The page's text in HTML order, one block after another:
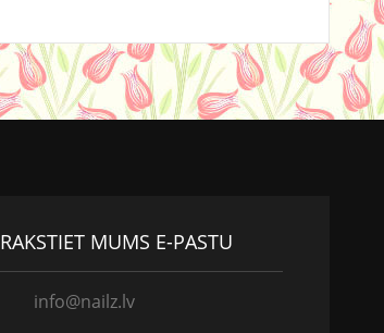
RAKSTIET MUMS E-PASTU
info@nailz.lv